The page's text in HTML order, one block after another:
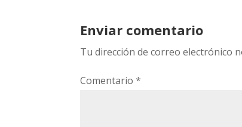
Enviar comentario
Tu dirección de correo electrónico
Comentario*